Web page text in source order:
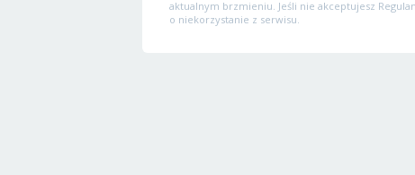
aktualnym brzmieniu. Jeśli nie akceptujesz
o niekorzystanie z serwisu.